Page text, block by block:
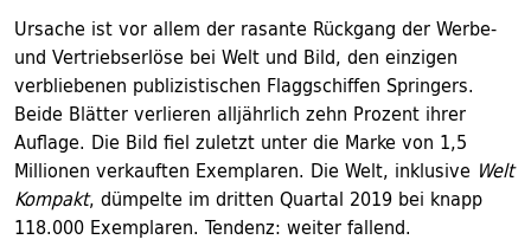
Ursache ist vor allem der rasante Rückgang der Werbe-
und Vertriebserlöse bei Welt und Bild, den einzigen
verbliebenen publizistischen Flaggschiffen Springers.
Beide Blätter verlieren alljährlich zehn Prozent ihrer
Auflage. Die Bild fiel zuletzt unter die Marke von 1,5
Millionen verkauften Exemplaren. Die Welt, inklusive Welt
Kompakt, dümpelte im dritten Quartal 2019 bei knapp
118.000 Exemplaren. Tendenz: weiter fallend.